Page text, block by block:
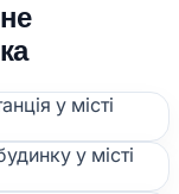
у місті
у місті